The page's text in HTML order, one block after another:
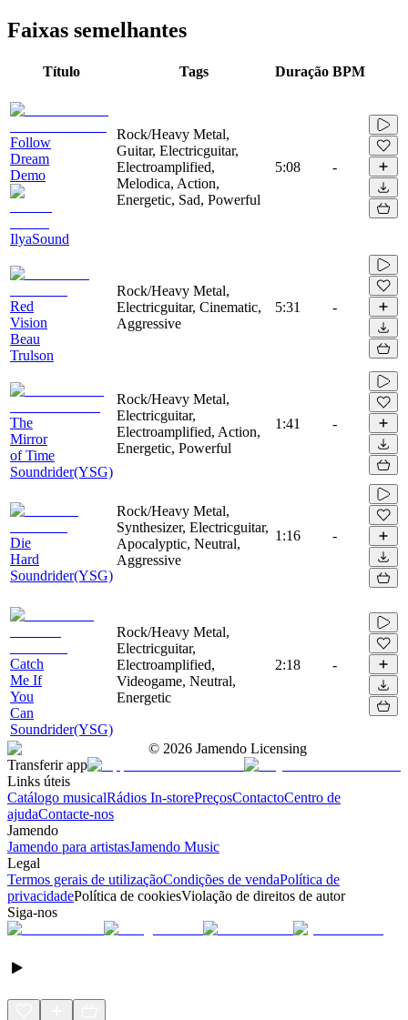
Faixas semelhantes
Título Tags Duração BPM
Follow
Dream
Demo
IlyaSound
Rock/Heavy Metal,
Guitar, Electricguitar,
Electroamplified,
Melodica, Action,
Energetic, Sad, Powerful
5:08 -
Red
Vision
Beau
Trulson
Rock/Heavy Metal,
Electricguitar, Cinematic,
Aggressive
5:31 -
The
Mirror
of Time
Soundrider(YSG)
Rock/Heavy Metal,
Electricguitar,
Electroamplified, Action,
Energetic, Powerful
1:41 -
Die
Hard
Soundrider(YSG)
Rock/Heavy Metal,
Synthesizer, Electricguitar,
Apocalyptic, Neutral,
Aggressive
1:16 -
Catch
Me If
You
Can
Soundrider(YSG)
Rock/Heavy Metal,
Electricguitar,
Electroamplified,
Videogame, Neutral,
Energetic
2:18 -
© 2026 Jamendo Licensing
Transferir app
Links úteis
Catálogo musicalRádios In-storePreçosContactoCentro de
ajudaContacte-nos
Jamendo
Jamendo para artistasJamendo Music
Legal
Termos gerais de utilizaçãoCondições de vendaPolítica de
privacidadePolítica de cookiesViolação de direitos de autor
Siga-nos